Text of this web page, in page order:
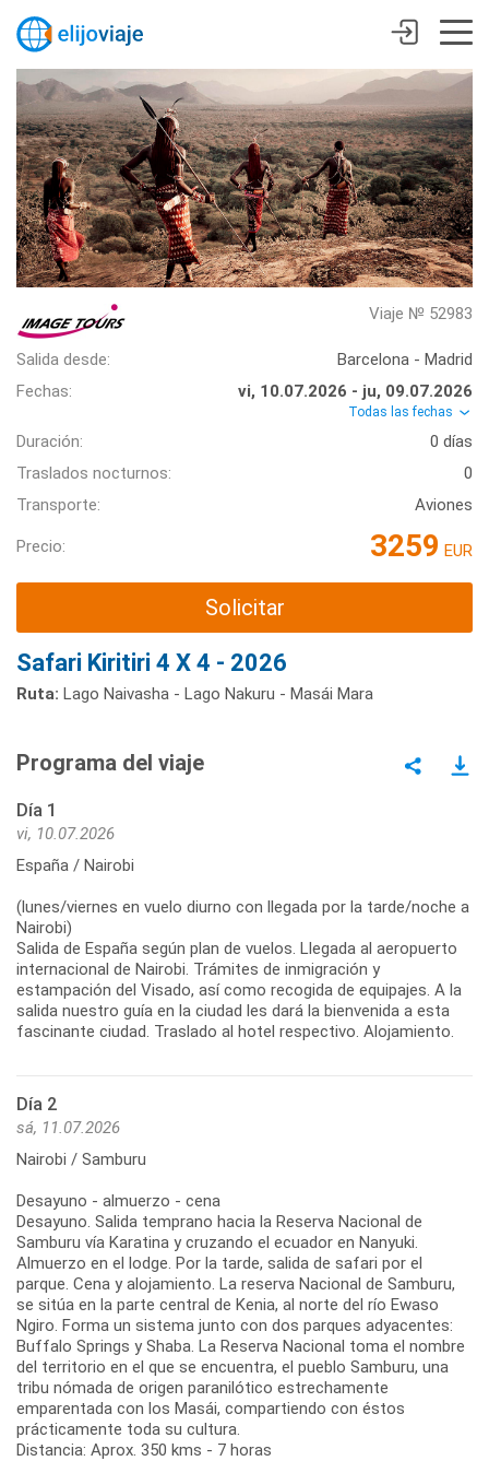
Viaje № 52983
Salida desde:
Barcelona - Madrid
Fechas:
vi, 10.07.2026 - ju, 09.07.2026
Todas las fechas
Duración:
0 días
Traslados nocturnos:
0
Transporte:
Aviones
Precio: 3259 EUR
Solicitar
Safari Kiritiri 4 X 4 - 2026
Ruta: Lago Naivasha - Lago Nakuru - Masái Mara
Programa del viaje
Día 1
vi, 10.07.2026
España / Nairobi
(lunes/viernes en vuelo diurno con llegada por la tarde/noche a
Nairobi)
Salida de España según plan de vuelos. Llegada al aeropuerto
internacional de Nairobi. Trámites de inmigración y
estampación del Visado, así como recogida de equipajes. A la
salida nuestro guía en la ciudad les dará la bienvenida a esta
fascinante ciudad. Traslado al hotel respectivo. Alojamiento.
Día 2
sá, 11.07.2026
Nairobi / Samburu
Desayuno - almuerzo - cena
Desayuno. Salida temprano hacia la Reserva Nacional de
Samburu vía Karatina y cruzando el ecuador en Nanyuki.
Almuerzo en el lodge. Por la tarde, salida de safari por el
parque. Cena y alojamiento. La reserva Nacional de Samburu,
se sitúa en la parte central de Kenia, al norte del río Ewaso
Ngiro. Forma un sistema junto con dos parques adyacentes:
Buffalo Springs y Shaba. La Reserva Nacional toma el nombre
del territorio en el que se encuentra, el pueblo Samburu, una
tribu nómada de origen paranilótico estrechamente
emparentada con los Masái, compartiendo con éstos
prácticamente toda su cultura.
Distancia: Aprox. 350 kms - 7 horas